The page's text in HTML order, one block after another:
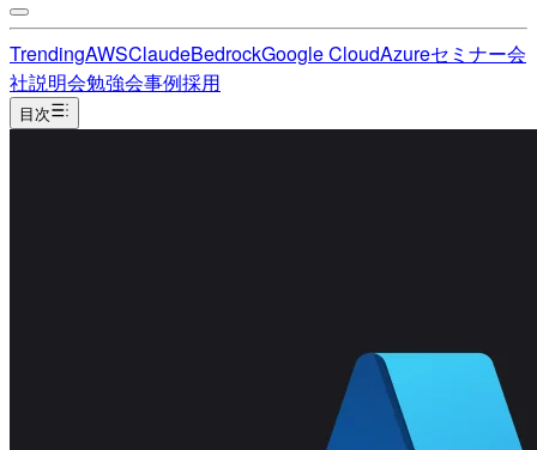
TrendingAWSClaudeBedrockGoogle CloudAzureセミナー会
社説明会勉強会事例採用
目次